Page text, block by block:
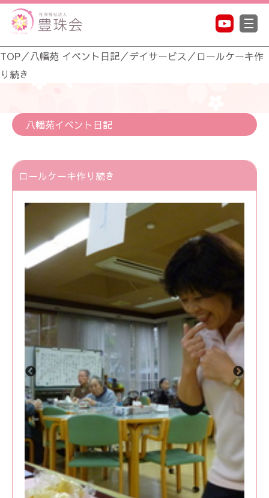
TOP／八幡苑 イベント日記／デイサービス ／ロールケーキ作
り続き
八幡苑イベント日記
ロールケーキ作り続き